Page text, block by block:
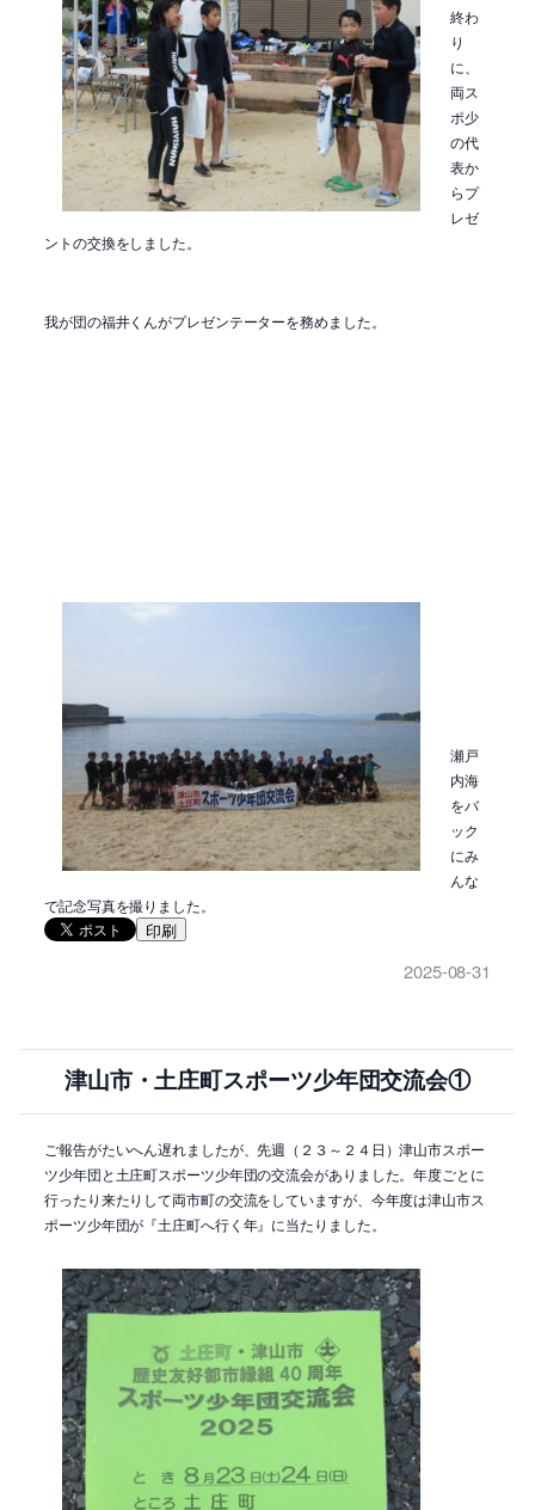
終わ
り
に、
両ス
ポ少
の代
表か
らプ
レゼ
ントの交換をしました。
我が団の福井くんがプレゼンテーターを務めました。
瀬戸
内海
をバ
ック
にみ
んな
で記念写真を撮りました。
印刷
2025-08-31
津山市・土庄町スポーツ少年団交流会①
ご報告がたいへん遅れましたが、先週（２３～２４日）津山市スポー
ツ少年団と土庄町スポーツ少年団の交流会がありました。年度ごとに
行ったり来たりして両市町の交流をしていますが、今年度は津山市ス
ポーツ少年団が『土庄町へ行く年』に当たりました。